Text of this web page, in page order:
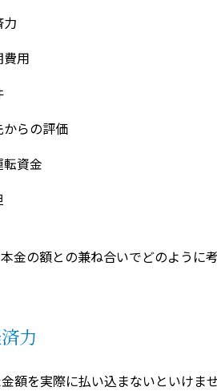
用
らの評価
資金
金の額との兼ね合いでどのように
力
額を実際に払い込まないといけ